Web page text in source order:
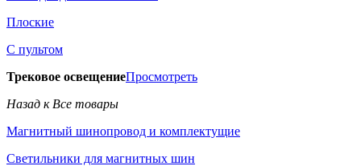
Плоские
С пультом
Трековое освещениеПросмотреть
Назад к Все товары
Магнитный шинопровод и комплектущие
Светильники для магнитных шин